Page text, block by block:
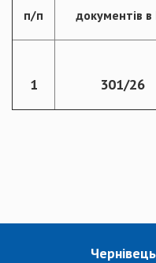
п/п документів в
1 301/26